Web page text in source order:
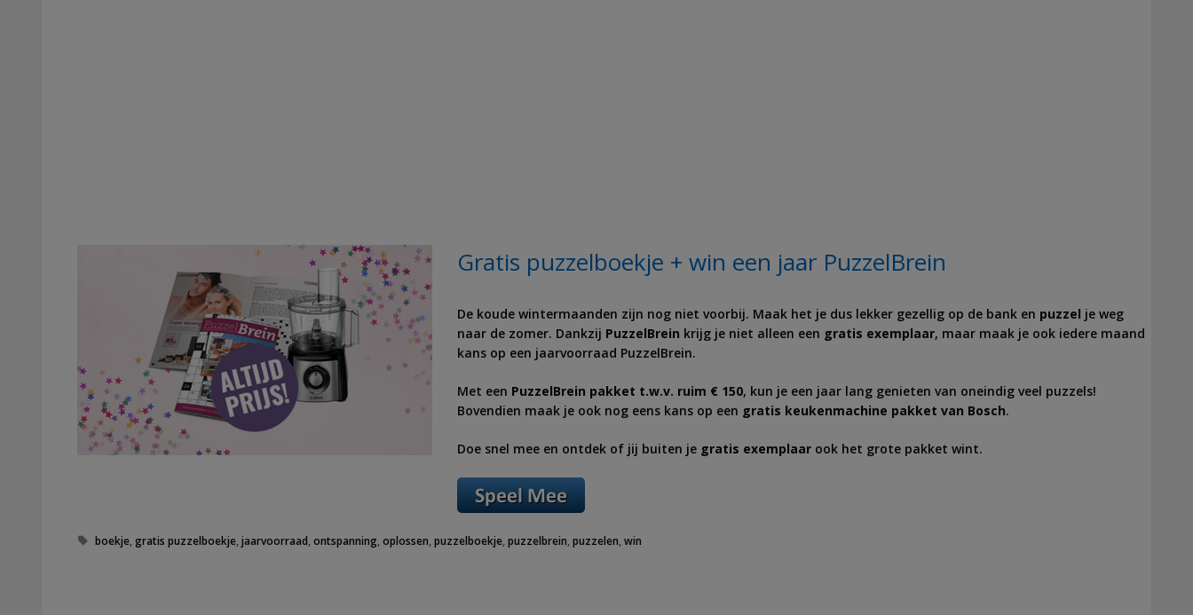
Gratis puzzelboekje + win een jaar PuzzelBrein
De koude wintermaanden zijn nog niet voorbij. Maak het je dus lekker gezellig op de bank en puzzel je weg
naar de zomer. Dankzij PuzzelBrein krijg je niet alleen een gratis exemplaar, maar maak je ook iedere maand
kans op een jaarvoorraad PuzzelBrein.
Met een PuzzelBrein pakket t.w.v. ruim € 150, kun je een jaar lang genieten van oneindig veel puzzels!
Bovendien maak je ook nog eens kans op een gratis keukenmachine pakket van Bosch.
Doe snel mee en ontdek of jij buiten je gratis exemplaar ook het grote pakket wint.
Tags
boekje,gratis puzzelboekje,jaarvoorraad,ontspanning,oplossen,puzzelboekje,puzzelbrein,puzzelen,win